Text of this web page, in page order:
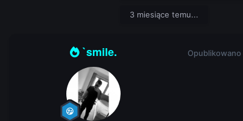
3 miesiące temu...
`smile. Opublikowano